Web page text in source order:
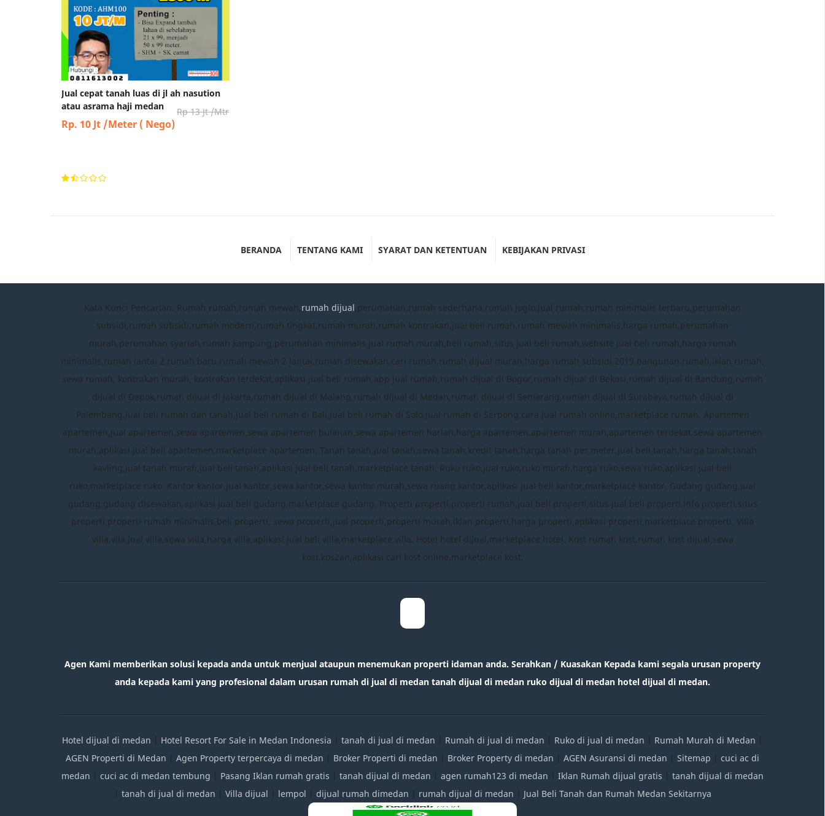
Jual cepat tanah luas di jl ah nasution
atau asrama haji medan
Rp 13 Jt /Mtr
Rp. 10 Jt /Meter ( Nego)
BERANDA TENTANG KAMI SYARAT DAN KETENTUAN KEBIJAKAN PRIVASI
Kata Kunci Pencarian: Rumah rumah,rumah mewah,rumah dijual,perumahan,rumah sederhana,rumah joglo,jual rumah,rumah minimalis terbaru,perumahan
subsidi,rumah subsidi,rumah modern,rumah tingkat,rumah murah,rumah kontrakan,jual beli rumah,rumah mewah minimalis,harga rumah,perumahan
murah,perumahan syariah,rumah kampung,perumahan minimalis,jual rumah murah,beli rumah,situs jual beli rumah,website jual beli rumah,harga rumah
minimalis,rumah lantai 2,rumah baru,rumah mewah 2 lantai,rumah disewakan,cari rumah,rumah dijual murah,harga rumah subsidi 2019,bangunan rumah,iklan rumah,
sewa rumah, kontrakan murah, kontrakan terdekat,aplikasi jual beli rumah,app jual rumah,rumah dijual di Bogor,rumah dijual di Bekasi,rumah dijual di Bandung,rumah
dijual di Depok,rumah dijual di Jakarta,rumah dijual di Malang,rumah dijual di Medan,rumah dijual di Semarang,rumah dijual di Surabaya,rumah dijual di
Palembang,jual beli rumah dan tanah,jual beli rumah di Bali,jual beli rumah di Solo,jual rumah di Serpong,cara jual rumah online,marketplace rumah. Apartemen
apartemen,jual apartemen,sewa apartemen,sewa apartemen bulanan,sewa apartemen harian,harga apartemen,apartemen murah,apartemen terdekat,sewa apartemen
murah,aplikasi jual beli apartemen,marketplace apartemen. Tanah tanah,jual tanah,sewa tanah,kredit tanah,harga tanah per meter,jual beli tanah,harga tanah,tanah
kavling,jual tanah murah,jual beli tanah,aplikasi jual beli tanah,marketplace tanah. Ruko ruko,jual ruko,ruko murah,harga ruko,sewa ruko,aplikasi jual beli
ruko,marketplace ruko. Kantor kantor,jual kantor,sewa kantor,sewa kantor murah,sewa ruang kantor,aplikasi jual beli kantor,marketplace kantor. Gudang gudang,jual
gudang,gudang disewakan,aplikasi jual beli gudang,marketplace gudang. Properti properti,properti rumah,jual beli properti,situs jual beli properti,info properti,situs
properti,properti rumah minimalis,beli properti, sewa properti,jual properti,properti murah,iklan properti,harga properti,aplikasi properti,marketplace properti. Villa
villa,vila,jual villa,sewa villa,harga villa,aplikasi jual beli villa,marketplace villa. Hotel hotel dijual,marketplace hotel. Kost rumah kost,rumah kost dijual,sewa
kost,kos2an,aplikasi cari kost online,marketplace kost.
Agen Kami memberikan solusi kepada anda untuk menjual ataupun menemukan properti idaman anda. Serahkan / Kuasakan Kepada kami segala urusan property
anda kepada kami yang profesional dalam urusan rumah di jual di medan tanah dijual di medan ruko dijual di medan hotel dijual di medan.
Hotel dijual di medan Hotel Resort For Sale in Medan Indonesia tanah di jual di medan Rumah di jual di medan Ruko di jual di medan Rumah Murah di Medan
AGEN Properti di Medan
Agen Property terpercaya di medan Broker Properti di medan Broker Property di medan AGEN Asuransi di medan Sitemap
cuci ac di
medan
cuci ac di medan tembung Pasang Iklan rumah gratis tanah dijual di medan agen rumah123 di medan Iklan Rumah dijual gratis
tanah dijual di medan
tanah di jual di medan Villa dijual lempol dijual rumah dimedan rumah dijual di medan Jual Beli Tanah dan Rumah Medan Sekitarnya